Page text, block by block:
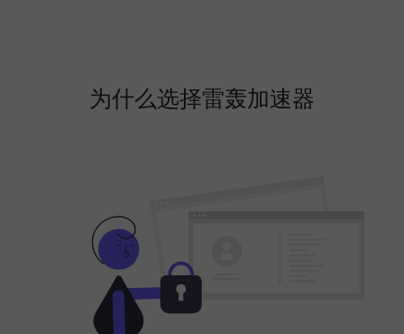
为什么选择雷轰加速器